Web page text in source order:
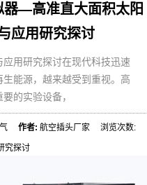
器—高准直大面积太阳
应用研究探讨
用研究探讨在现代科技迅速
能源，越来越受到重视。高
的实验设备，
气作者: 航空插头厂家 浏览次数:
究探讨